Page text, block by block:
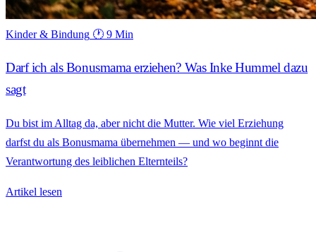
Kinder & Bindung 🕐 9 Min
Darf ich als Bonusmama erziehen? Was Inke Hummel dazu
sagt
Du bist im Alltag da, aber nicht die Mutter. Wie viel Erziehung
darfst du als Bonusmama übernehmen — und wo beginnt die
Verantwortung des leiblichen Elternteils?
Artikel lesen